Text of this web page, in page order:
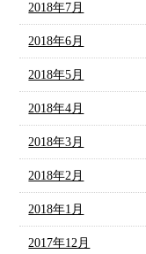
2018年7月
2018年6月
2018年5月
2018年4月
2018年3月
2018年2月
2018年1月
2017年12月